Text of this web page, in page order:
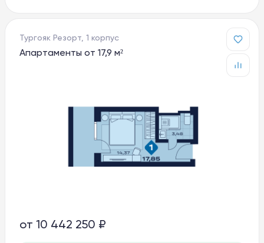
Тургояк Резорт, 1 корпус
Апартаменты от 17,9 м²
от 10 442 250 ₽